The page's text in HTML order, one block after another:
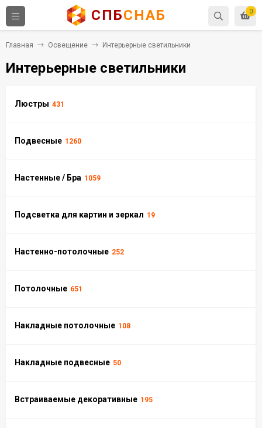
0
СПБСНАБ
Главная Освещение Интерьерные светильники
Интерьерные светильники
Люстры 431
Подвесные 1260
Настенные / Бра 1059
Подсветка для картин и зеркал 19
Настенно-потолочные 252
Потолочные 651
Накладные потолочные 108
Накладные подвесные 50
Встраиваемые декоративные 195